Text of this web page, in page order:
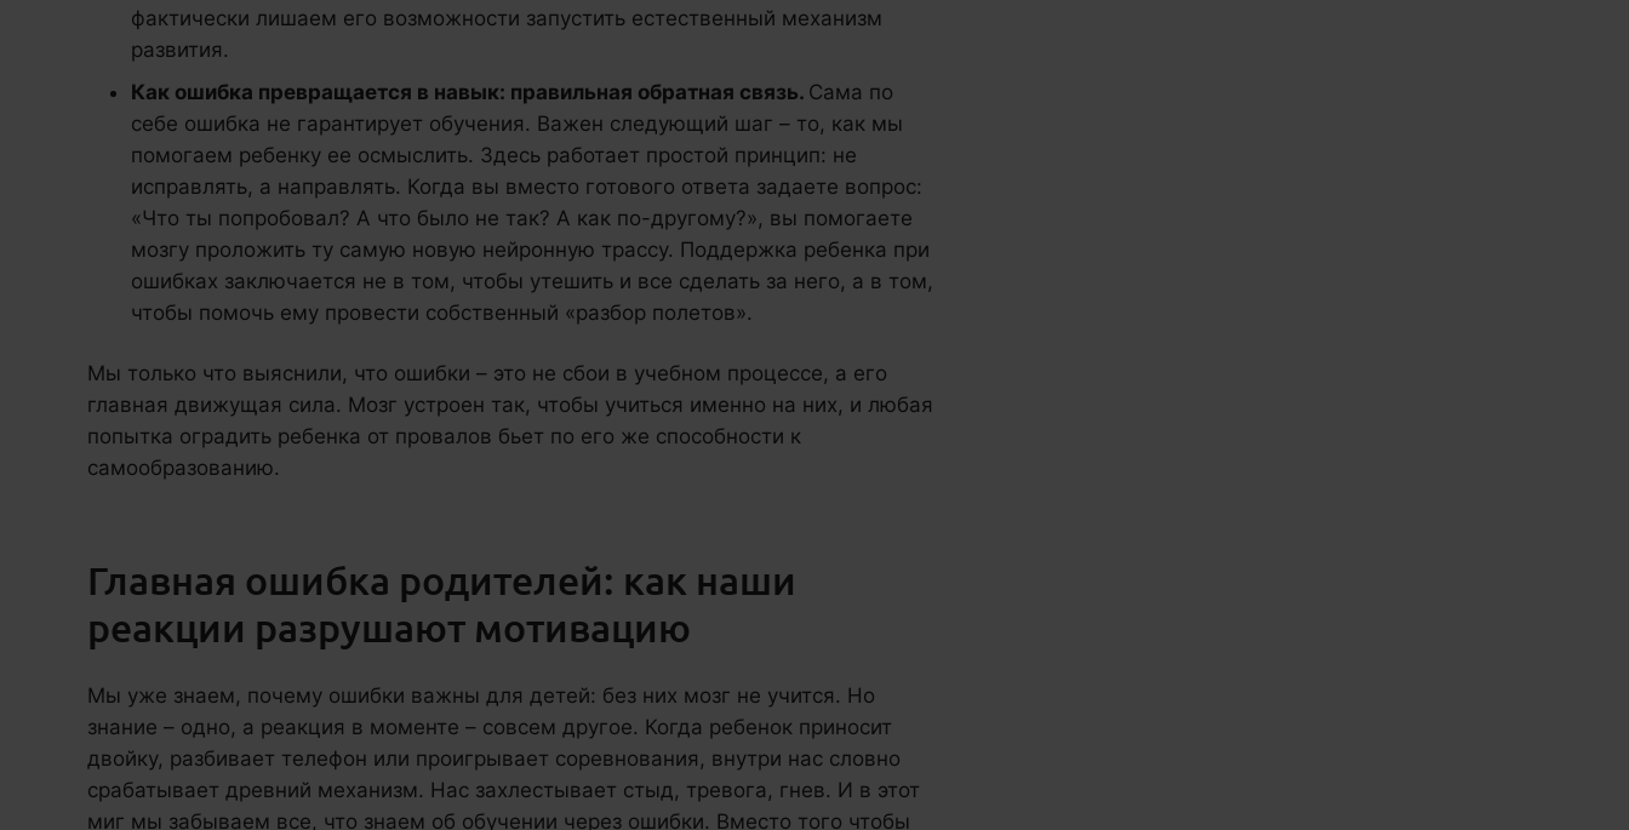
фактически лишаем его возможности запустить естественный механизм
развития.
Как ошибка превращается в навык: правильная обратная связь. Сама по
себе ошибка не гарантирует обучения. Важен следующий шаг – то, как мы
помогаем ребенку ее осмыслить. Здесь работает простой принцип: не
исправлять, а направлять. Когда вы вместо готового ответа задаете вопрос:
«Что ты попробовал? А что было не так? А как по-другому?», вы помогаете
мозгу проложить ту самую новую нейронную трассу. Поддержка ребенка при
ошибках заключается не в том, чтобы утешить и все сделать за него, а в том,
чтобы помочь ему провести собственный «разбор полетов».
Мы только что выяснили, что ошибки – это не сбои в учебном процессе, а его
главная движущая сила. Мозг устроен так, чтобы учиться именно на них, и любая
попытка оградить ребенка от провалов бьет по его же способности к
самообразованию.
Главная ошибка родителей: как наши
реакции разрушают мотивацию
Мы уже знаем, почему ошибки важны для детей: без них мозг не учится. Но
знание – одно, а реакция в моменте – совсем другое. Когда ребенок приносит
двойку, разбивает телефон или проигрывает соревнования, внутри нас словно
срабатывает древний механизм. Нас захлестывает стыд, тревога, гнев. И в этот
миг мы забываем все, что знаем об обучении через ошибки. Вместо того чтобы